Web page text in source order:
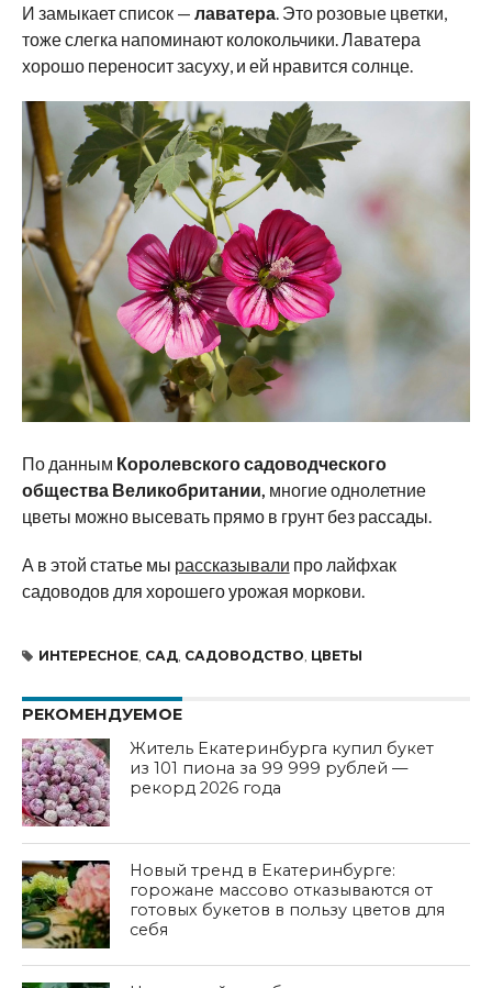
И замыкает список — лаватера. Это розовые цветки,
тоже слегка напоминают колокольчики. Лаватера
хорошо переносит засуху, и ей нравится солнце.
По данным Королевского садоводческого
общества Великобритании, многие однолетние
цветы можно высевать прямо в грунт без рассады.
А в этой статье мы рассказывали про лайфхак
садоводов для хорошего урожая моркови.
ИНТЕРЕСНОЕ, САД, САДОВОДСТВО ЦВЕТЫ
РЕКОМЕНДУЕМОЕ
Житель Екатеринбурга купил букет
из 101 пиона за 99 999 рублей —
рекорд 2026 года
Новый тренд в Екатеринбурге:
горожане массово отказываются от
готовых букетов в пользу цветов для
себя